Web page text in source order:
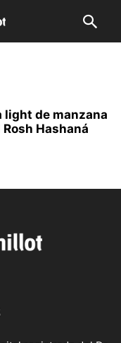
light de manzana
Hashaná